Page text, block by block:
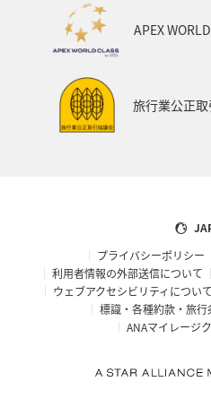
APEX
旅行業公正
プライバシーポリシー
利用者情報の外部送信について
ウェブアクセシビリティについて
標識・各種約款・旅
ANAマイレージ